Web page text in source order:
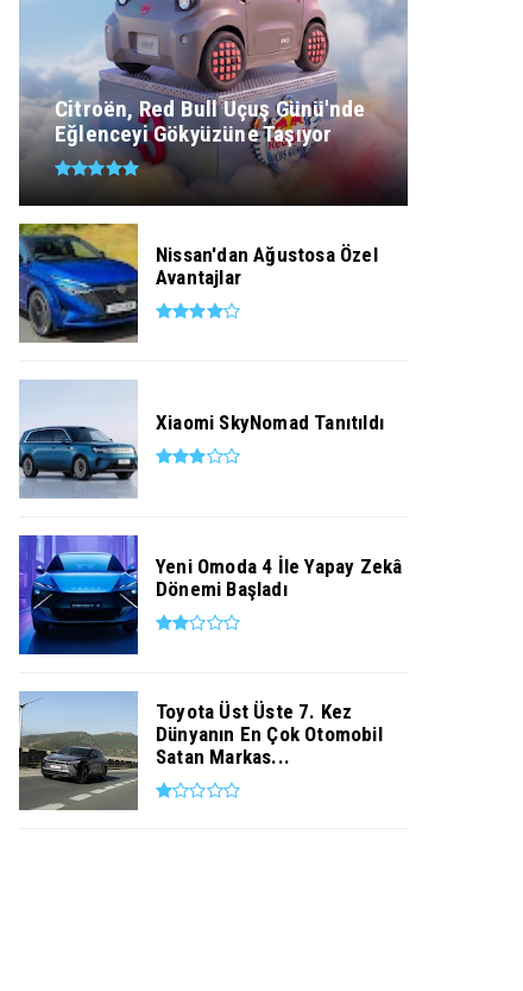
Citroën, Red Bull Uçuş Günü'nde
Eğlenceyi Gökyüzüne Taşıyor
Nissan'dan Ağustosa Özel
Avantajlar
Xiaomi SkyNomad Tanıtıldı
Yeni Omoda 4 İle Yapay Zekâ
Dönemi Başladı
Toyota Üst Üste 7. Kez
Dünyanın En Çok Otomobil
Satan Markas...